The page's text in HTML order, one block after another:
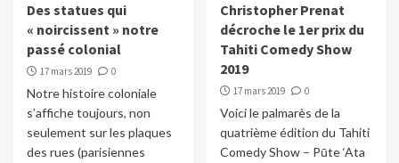
Des statues qui
« noircissent » notre
passé colonial
17 mars 2019 0
Notre histoire coloniale
s’affiche toujours, non
seulement sur les plaques
des rues (parisiennes
Christopher Prenat
décroche le 1er prix du
Tahiti Comedy Show
2019
17 mars 2019 0
Voici le palmarès de la
quatrième édition du Tahiti
Comedy Show – Pūte ‘Ata